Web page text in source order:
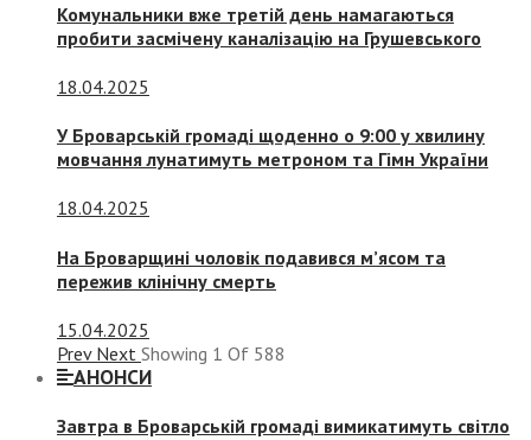
Комунальники вже третій день намагаються
пробити засмічену каналізацію на Грушевського
18.04.2025
У Броварській громаді щоденно о 9:00 у хвилину
мовчання лунатимуть метроном та Гімн України
18.04.2025
На Броварщині чоловік подавився м’ясом та
пережив клінічну смерть
15.04.2025
Prev Next Showing 1 Of 588
АНОНСИ
Завтра в Броварській громаді вимикатимуть світло